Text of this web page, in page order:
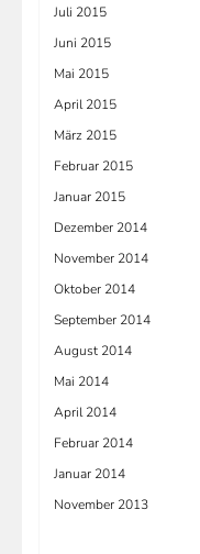
Juli 2015
Juni 2015
Mai 2015
April 2015
März 2015
Februar 2015
Januar 2015
Dezember 2014
November 2014
Oktober 2014
September 2014
August 2014
Mai 2014
April 2014
Februar 2014
Januar 2014
November 2013